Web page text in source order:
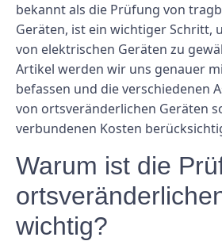
bekannt als die Prüfung von
Geräten, ist ein wichtiger Schritt,
von elektrischen Geräten zu
Artikel werden wir uns genauer
befassen und die verschiedenen
von ortsveränderlichen Geräten
verbundenen Kosten
Warum ist die
wichtig?